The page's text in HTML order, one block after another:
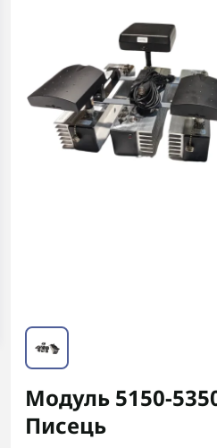
Модуль 5150-
Писець